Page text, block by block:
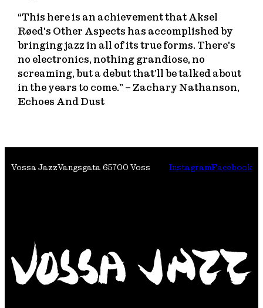
“This here is an achievement that Aksel
Røed’s Other Aspects has accomplished by
bringing jazz in all of its true forms. There’s
no electronics, nothing grandiose, no
screaming, but a debut that’ll be talked about
in the years to come.” – Zachary Nathanson,
Echoes And Dust
Vossa JazzVangsgata 65700 Voss InstagramFacebook